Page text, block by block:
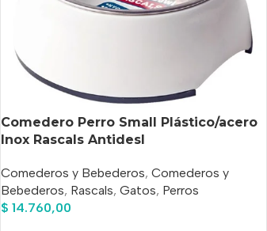
Comedero Perro Small Plástico/acero
Inox Rascals Antidesl
Comederos y Bebederos, Comederos y
Bebederos, Rascals, Gatos, Perros
$ 14.760,00